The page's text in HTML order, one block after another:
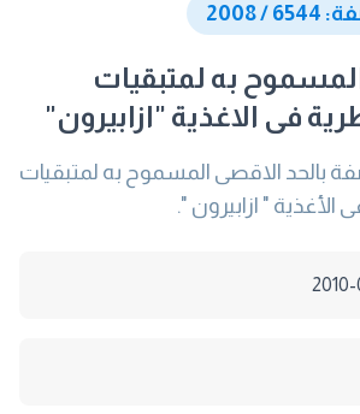
2008
به لمتبقيات
فى الاغذية "ازابيرون"
بالحد الاقصى المسموح به لمتبقيات
الأغذية " ازابيرون ".
2010-